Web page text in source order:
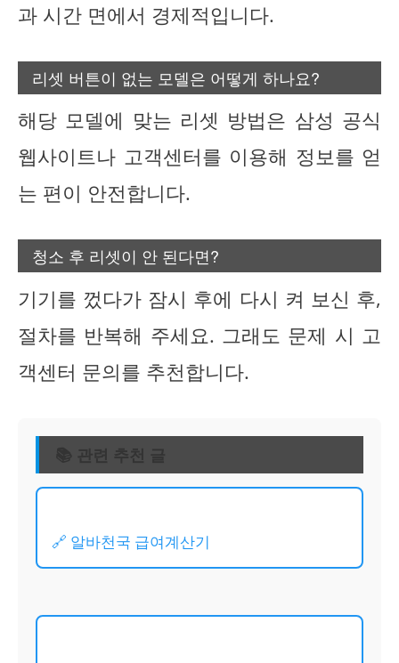
과 시간 면에서 경제적입니다.
리셋 버튼이 없는 모델은 어떻게 하나요?
해당 모델에 맞는 리셋 방법은 삼성 공식
웹사이트나 고객센터를 이용해 정보를 얻
는 편이 안전합니다.
청소 후 리셋이 안 된다면?
기기를 껐다가 잠시 후에 다시 켜 보신 후,
절차를 반복해 주세요. 그래도 문제 시 고
객센터 문의를 추천합니다.
📚 관련 추천 글
🔗 알바천국 급여계산기